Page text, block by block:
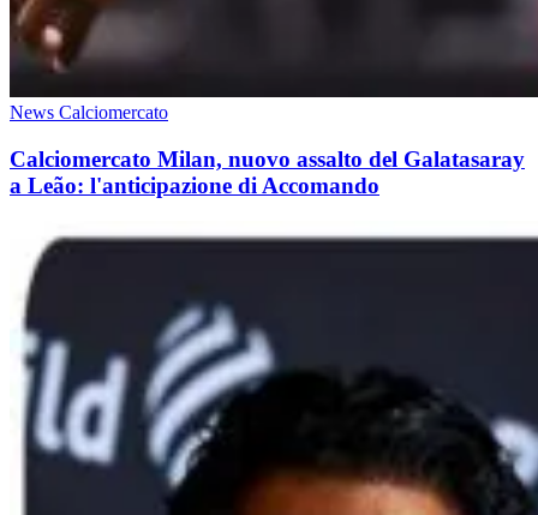
News Calciomercato
Calciomercato Milan, nuovo assalto del Galatasaray
a Leão: l'anticipazione di Accomando